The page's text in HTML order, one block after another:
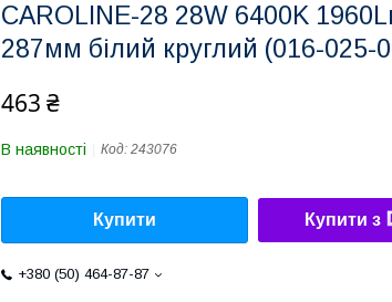
CAROLINE-28 28W 6400K
287мм білий круглий (016-025-
463 ₴
В наявності Код: 243076
Купити Купити з
+380 (50) 464-87-87